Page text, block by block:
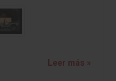
Leer más »